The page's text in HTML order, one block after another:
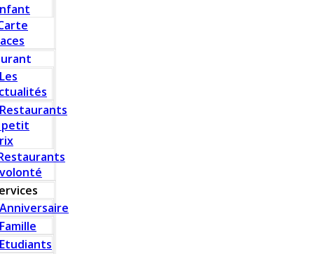
Les
Restaurants
petit
Anniversaire
Famille
Etudiants